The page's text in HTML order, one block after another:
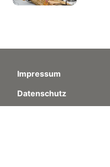
Impressum
Datenschutz